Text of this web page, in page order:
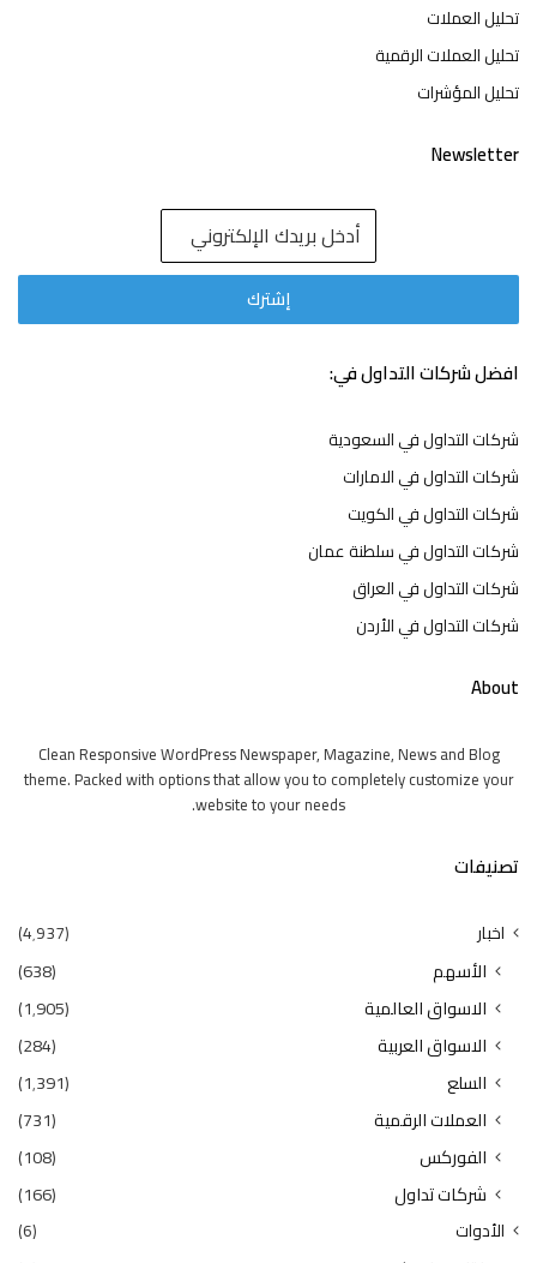
تحليل العملات
تحليل العملات الرقمية
تحليل المؤشرات
Newsletter
افضل شركات التداول في:
شركات التداول في السعودية
شركات التداول في الامارات
شركات التداول في الكويت
شركات التداول في سلطنة عمان
شركات التداول في العراق
شركات التداول في الأردن
About
Clean Responsive WordPress Newspaper, Magazine, News and Blog
theme. Packed with options that allow you to completely customize your
website to your needs.
تصنيفات
اخبار (4٬937)
الأسهم
(638)
الاسواق العالمية
(1٬905)
الاسواق العربية
(284)
السلع
(1٬391)
العملات الرقمية
(731)
الفوركس
(108)
شركات تداول
(166)
الأدوات (6)